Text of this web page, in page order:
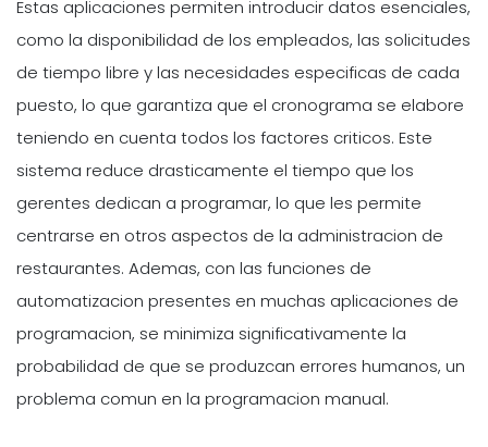
Estas aplicaciones permiten introducir datos esenciales,
como la disponibilidad de los empleados, las solicitudes
de tiempo libre y las necesidades especificas de cada
puesto, lo que garantiza que el cronograma se elabore
teniendo en cuenta todos los factores criticos. Este
sistema reduce drasticamente el tiempo que los
gerentes dedican a programar, lo que les permite
centrarse en otros aspectos de la administracion de
restaurantes. Ademas, con las funciones de
automatizacion presentes en muchas aplicaciones de
programacion, se minimiza significativamente la
probabilidad de que se produzcan errores humanos, un
problema comun en la programacion manual.